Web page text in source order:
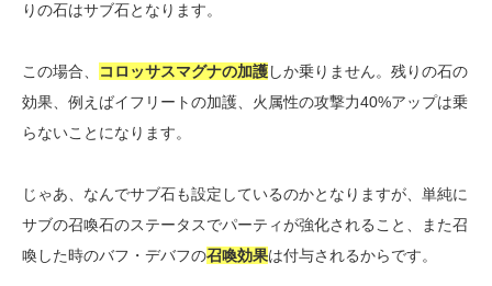
りの石はサブ石となります。
この場合、 コロッサスマグナの加護しか乗りません。残りの石の
効果、例えばイフリートの加護、火属性の攻撃力40%アップは乗
らないことになります。
じゃあ、なんでサブ石も設定しているのかとなりますが、単純に
サブの召喚石のステータスでパーティが強化されること、また召
喚した時のバフ・デバフの召喚効果は付与されるからです。